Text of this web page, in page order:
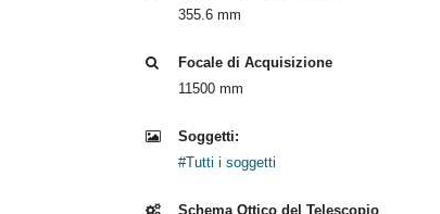
355.6 mm
Focale di Acquisizione
11500 mm
Soggetti:
#Tutti i soggetti
Schema Ottico del Telescopio